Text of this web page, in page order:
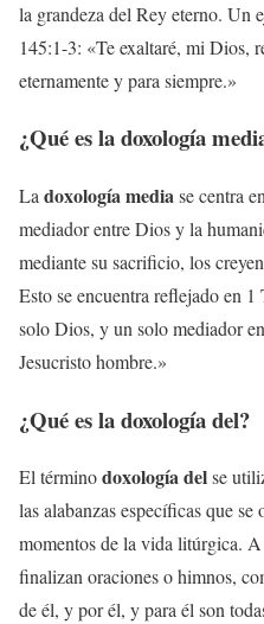
la grandeza del Rey eterno. Un
145:1-3: «Te exaltaré, mi Dios,
eternamente y para siempre.»
¿Qué es ladoxología
La doxología mediase centra
mediador entre Dios y la
mediante su sacrificio, los
Esto se encuentra reflejado en
solo Dios, y un solo mediador
Jesucristo hombre.»
¿Qué es ladoxología del?
El términodoxología delse
las alabanzas específicas que
momentos de la vida litúrgica.
finalizan oraciones o himnos,
de él, y por él, y para él son